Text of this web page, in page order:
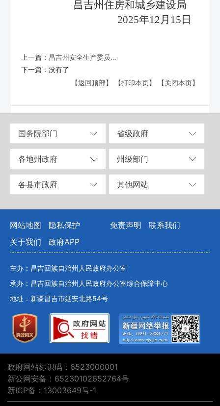
昌吉州住房和城乡建设局
2025年12月15日
上一篇： 昌吉州安全生产委员...
下一篇：没有了
【返回顶部】
【打印本页】 【关闭本页】
国务院部门 省级政府
各地州政府 州级部门
各县市政府 其他网站
网站地图 隐私保护 免责声明
联系我们
关于我们
政府APP
主办：昌吉回族自治州人民政府办公室
承办：昌吉回族自治州人民政府办公室综合保障中心
地址：新疆昌吉市延安北路54号
政府网站标识码：6523000001
新公网安备：65230102652764号
新ICP备：13003649号-1